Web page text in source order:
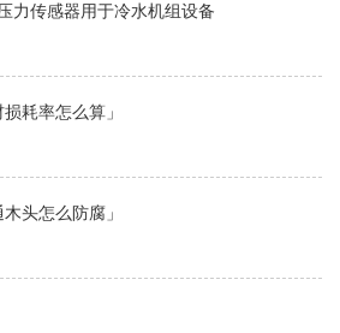
力传感器用于冷水机组设备
耗率怎么算」
头怎么防腐」